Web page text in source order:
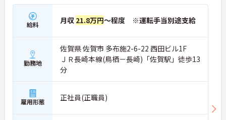
給料 月収 21.8万円～程度 ※運転手当別途支給
勤務地
佐賀県 佐賀市 多布施2-6-22 西田ビル1F
ＪＲ長崎本線(鳥栖－長崎)「佐賀駅」徒歩13
分
雇用形態 正社員(正職員)